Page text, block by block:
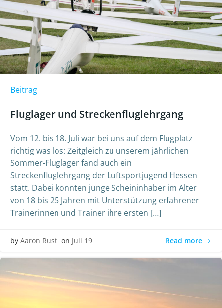
Beitrag
Fluglager und Streckenfluglehrgang
Vom 12. bis 18. Juli war bei uns auf dem Flugplatz
richtig was los: Zeitgleich zu unserem jährlichen
Sommer-Fluglager fand auch ein
Streckenfluglehrgang der Luftsportjugend Hessen
statt. Dabei konnten junge Scheininhaber im Alter
von 18 bis 25 Jahren mit Unterstützung erfahrener
Trainerinnen und Trainer ihre ersten […]
by Aaron Rust on Juli 19 Read more